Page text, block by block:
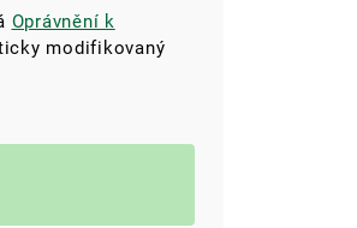
Oprávnění k
modifikovaný